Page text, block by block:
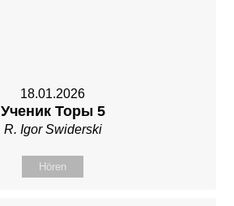
18.01.2026
Ученик Торы 5
R. Igor Swiderski
Hören